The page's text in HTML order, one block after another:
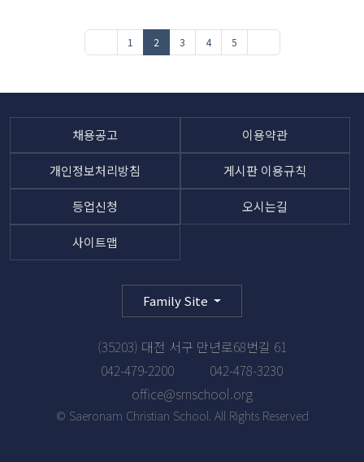
1 2 3 4 5
채용공고 이용약관
개인정보처리방침 게시판 이용규칙
등업신청 오시는길
사이트맵
(35203) 대전 서구 만년로68번길 61
042-479-2200
042-478-3230
office@srnschool.org
© Saeronam Christian School. All Rights Reserved
Family Site